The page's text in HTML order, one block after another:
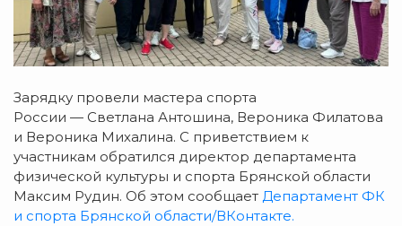
Зарядку провели мастера спорта
России — Светлана Антошина, Вероника Филатова
и Вероника Михалина. С приветствием к
участникам обратился директор департамента
физической культуры и спорта Брянской области
Максим Рудин. Об этом сообщает Департамент ФК
и спорта Брянской области/ВКонтакте.